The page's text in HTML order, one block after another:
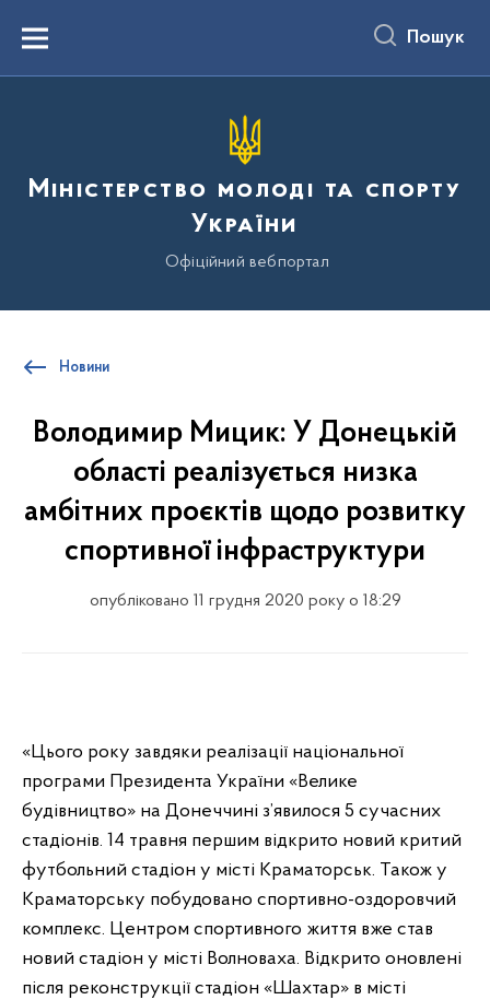
вмістуMenu Пошук
Міністерство молоді та спорту
України
Офіційний вебпортал
Новини
Володимир Мицик: У Донецькій
області реалізується низка
амбітних проєктів щодо розвитку
спортивної інфраструктури
опубліковано 11 грудня 2020 року о 18:29
«Цього року завдяки реалізації національної
програми Президента України «Велике
будівництво» на Донеччині з’явилося 5 сучасних
стадіонів. 14 травня першим відкрито новий критий
футбольний стадіон у місті Краматорськ. Також у
Краматорську побудовано спортивно-оздоровчий
комплекс. Центром спортивного життя вже став
новий стадіон у місті Волноваха. Відкрито оновлені
після реконструкції стадіон «Шахтар» в місті